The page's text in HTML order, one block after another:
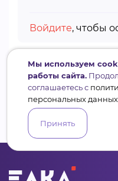
Войдите, чтобы
Мы используем
работы сайта.
соглашаетесь с
персональных данных
Принять